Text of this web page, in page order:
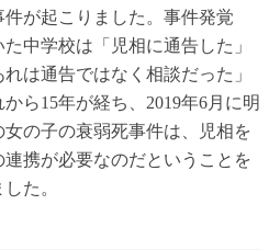
が起こりました。事件発覚
中学校は「児相に通告した」
は通告ではなく相談だった」
ら15年が経ち、2019年6月に明
の子の衰弱死事件は、児相を
携が必要なのだということを
た。